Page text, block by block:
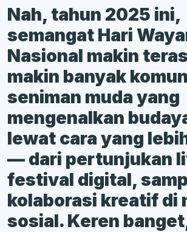
Nah, tahun 2025 ini,
semangat Hari
Nasional makin
makin banyak
seniman muda yang
mengenalkan
lewat cara yang
— dari pertunjukan
festival digital,
kolaborasi kreatif di
sosial. Keren